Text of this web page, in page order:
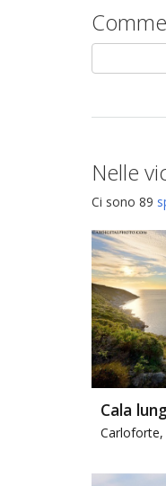
Nelle
Ci sono 89
Cala